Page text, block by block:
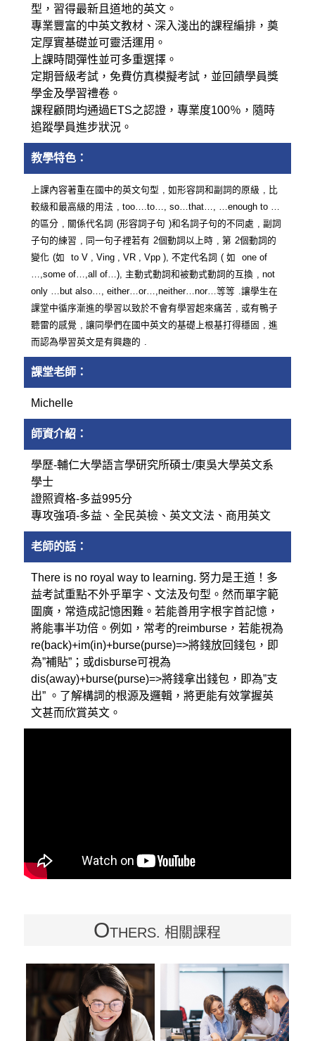
型，習得最新且道地的英文。
專業豐富的中英文教材、深入淺出的課程編排，奠
定厚實基礎並可靈活運用。
上課時間彈性並可多重選擇。
定期晉級考試，免費仿真模擬考試，並回饋學員獎
學金及學習禮卷。
課程顧問均通過ETS之認證，專業度100％，隨時
追蹤學員進步狀況。
教學特色：
上課內容著重在國中的英文句型 如形容詞和副詞的原級
比
較級和最高級的用法
, too….to…, so…that…, …enough to …
的區分 關係代名詞 (形容詞子句 )和名詞子句的不同處
副詞
子句的練習
同一句子裡若有 2個動詞以上時 第 2個動詞的
變化 (如 to V , Ving , VR , Vpp ), 不定代名詞 ( 如
one of
…,some of…,all of…),
主動式動詞和被動式動詞的互換
, not
only …but also…, either…or…,neither…nor… 等等
讓學生在
課堂中循序漸進的學習以致於不會有學習起來痛苦
或有鴨子
聽雷的感覺
讓同學們在國中英文的基礎上根基打得穩固
進
而認為學習英文是有興趣的
課堂老師：
Michelle
師資介紹：
學歷-輔仁大學語言學研究所碩士/東吳大學英文系
學士
證照資格-多益995分
專攻強項-多益、全民英檢、英文文法、商用英文
老師的話：
There is no royal way to learning. 努力是王道！多
益考試重點不外乎單字、文法及句型。然而單字範
圍廣，常造成記憶困難。若能善用字根字首記憶，
將能事半功倍。例如，常考的reimburse，若能視為
re(back)+im(in)+burse(purse)=>將錢放回錢包，即
為”補貼”；或disburse可視為
dis(away)+burse(purse)=>將錢拿出錢包，即為”支
出” 。了解構詞的根源及邏輯，將更能有效掌握英
文甚而欣賞英文。
OTHERS. 相關課程